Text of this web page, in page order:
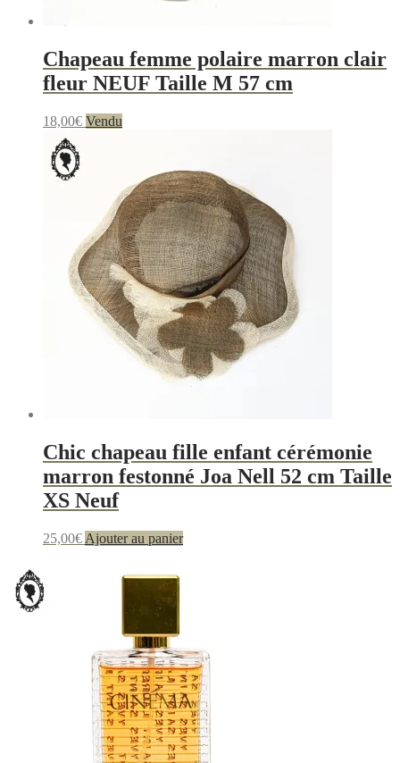
Chapeau femme polaire marron clair
fleur NEUF Taille M 57 cm
18,00€ Vendu
Chic chapeau fille enfant cérémonie
marron festonné Joa Nell 52 cm Taille
XS Neuf
25,00€ Ajouter au panier